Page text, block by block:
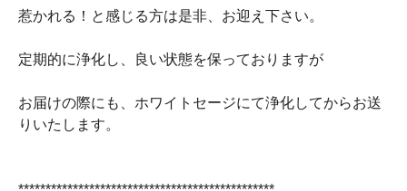
惹かれる！と感じる方は是非、お迎え下さい。
定期的に浄化し、良い状態を保っておりますが
お届けの際にも、ホワイトセージにて浄化してからお送
りいたします。